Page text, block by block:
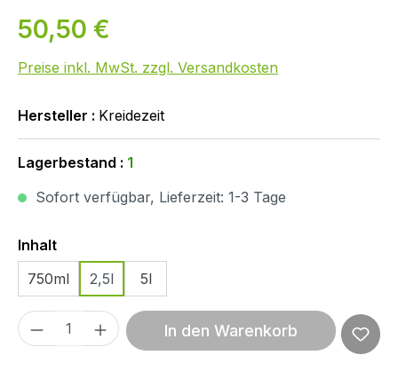
50,50 €
Preise inkl. MwSt. zzgl. Versandkosten
Hersteller : Kreidezeit
Lagerbestand : 1
Sofort verfügbar, Lieferzeit: 1-3 Tage
InhaltAuswählen
750ml
2,5l 5l
Produkt Anzahl: Gib den gewünschten
In den Warenkorb